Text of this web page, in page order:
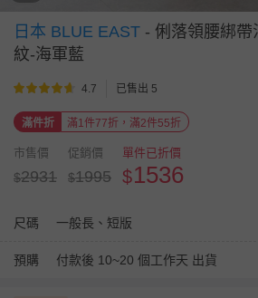
日本 BLUE EAST - 俐落領腰綁帶
紋-海軍藍
4.7 已售出 5
滿件折 滿1件77折，滿2件55折
市售價
$2931
促銷價
$1995
單件已折價
$1536
尺碼 一般長、短版
預購 付款後 10~20 個工作天 出貨